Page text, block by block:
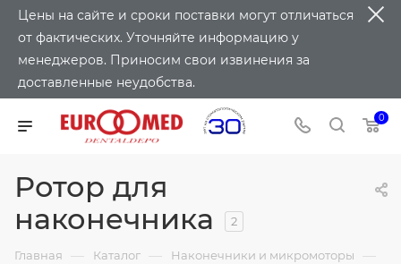
Цены на сайте и сроки поставки могут отличаться
от фактических. Уточняйте информацию у
менеджеров. Приносим свои извинения за
доставленные неудобства.
0
Ротор для
наконечника
2
Главная — Каталог — Наконечники и микромоторы —